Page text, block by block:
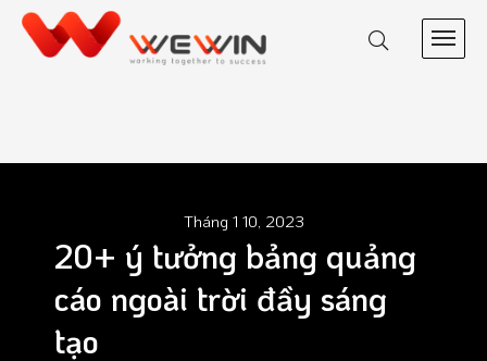
Tháng 1 10, 2023
20+ ý tưởng bảng quảng
cáo ngoài trời đầy sáng
tạo